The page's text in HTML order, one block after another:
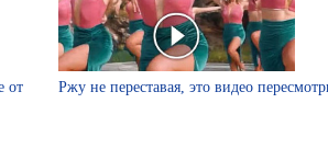
от
Ржу не переставая, это видео